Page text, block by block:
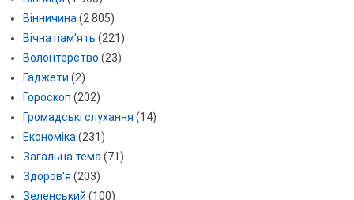
Вінничина(2 805)
Вічна пам'ять (221)
Волонтерство (23)
Гаджети (2)
Гороскоп (202)
Громадські слухання (14)
Економіка(231)
Загальна тема(71)
Здоров'я (203)
Зеленський (100)